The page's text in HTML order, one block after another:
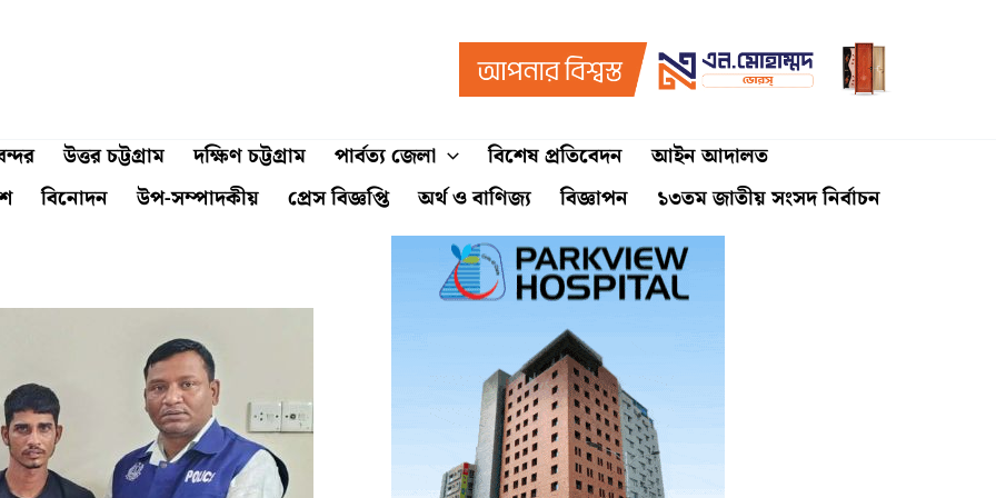
উত্তর চট্টগ্রাম দক্ষিণ চট্টগ্রাম পার্বত্য জেলা বিশেষ প্রতিবেদন
আইন আদালত
বিনোদন উপ-সম্পাদকীয় প্রেস বিজ্ঞপ্তি অর্থ ও বাণিজ্য বিজ্ঞাপন ১৩তম জাতীয় সংসদ নির্বাচন